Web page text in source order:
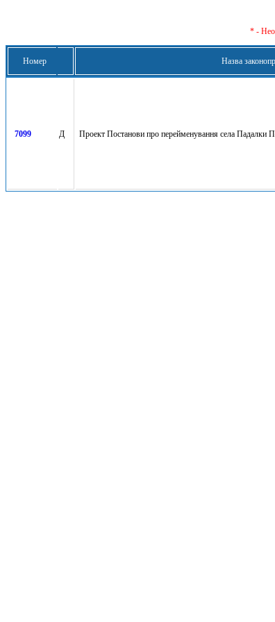
* -
Номер Назва
7099 Д Проект Постанови про перейменування села Падалки